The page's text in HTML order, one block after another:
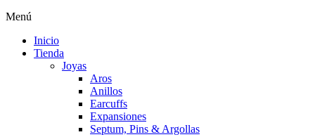
Menú
Inicio
Tienda
Joyas
Aros
Anillos
Earcuffs
Expansiones
Septum, Pins & Argollas